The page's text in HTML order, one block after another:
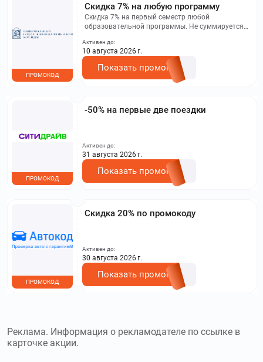
Скидка 7% на любую программу
Скидка 7% на первый семестр любой
образовательной программы. Не суммируется с
на сайте.
ПРОМОКОД
Активен до:
10 августа 2026 г.
Показать промокод
-50% на первые две поездки
ПРОМОКОД
Активен до:
31 августа 2026 г.
Показать промокод
Скидка 20% по промокоду
ПРОМОКОД
Активен до:
30 августа 2026 г.
Показать промокод
Реклама. Информация о рекламодателе по ссылке в
карточке акции.